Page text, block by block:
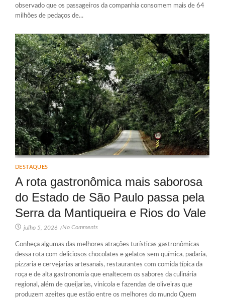
observado que os passageiros da companhia consomem mais de 64
milhões de pedaços de...
DESTAQUES
A rota gastronômica mais saborosa
do Estado de São Paulo passa pela
Serra da Mantiqueira e Rios do Vale
julho 5, 2026 /No Comments
Conheça algumas das melhores atrações turísticas gastronômicas
dessa rota com deliciosos chocolates e gelatos sem química, padaria,
pizzaria e cervejarias artesanais, restaurantes com comida típica da
roça e de alta gastronomia que enaltecem os sabores da culinária
regional, além de queijarias, vinícola e fazendas de oliveiras que
produzem azeites que estão entre os melhores do mundo Quem